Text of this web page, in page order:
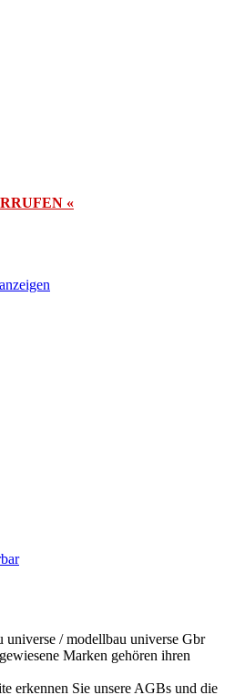
«
/ modellbau universe Gbr
Marken gehören ihren
erkennen Sie unsere AGBs und die